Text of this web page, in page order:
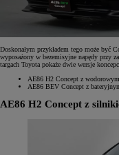
Doskonałym przykładem tego może być
wyposażony w bezemisyjne napędy przy
targach Toyota pokaże dwie wersje
AE86 H2 Concept z
AE86 BEV Concept z
AE86 H2 Concept z